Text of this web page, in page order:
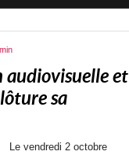
audiovisuelle et
sa
Le vendredi 2 octobre